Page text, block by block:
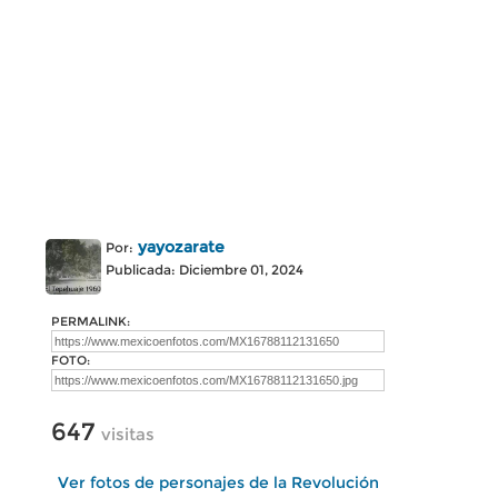
Por: yayozarate
Publicada: Diciembre 01, 2024
PERMALINK:
FOTO:
647 visitas
Ver fotos de personajes de la Revolución